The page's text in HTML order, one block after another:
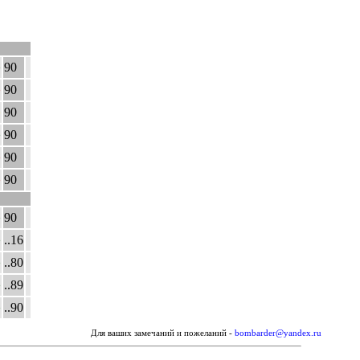
90
90
90
90
90
90
90
..16
..80
..89
..90
Для ваших замечаний и пожеланий - bombarder@yandex.ru